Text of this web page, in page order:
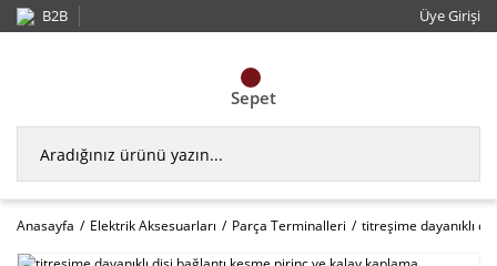
B2B Üye Girişi
Sepet
Anasayfa Elektrik Aksesuarları Parça Terminalleri titreşime dayanıklı